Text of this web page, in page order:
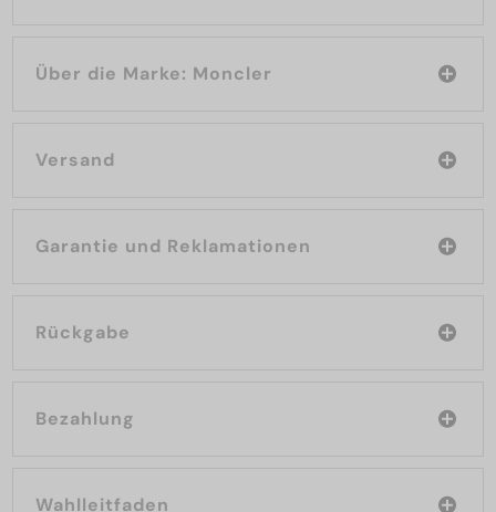
Über die Marke: Moncler
Versand
Garantie und Reklamationen
Rückgabe
Bezahlung
Wahlleitfaden